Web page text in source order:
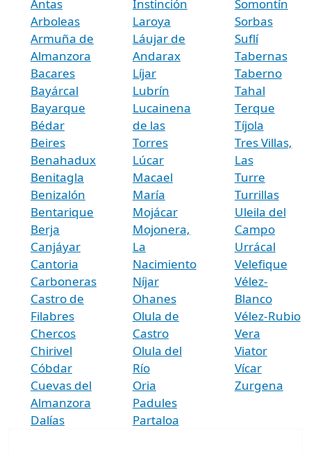
Antas
Arboleas
Armuña de
Almanzora
Bacares
Bayárcal
Bayarque
Bédar
Beires
Benahadux
Benitagla
Benizalón
Bentarique
Berja
Canjáyar
Cantoria
Carboneras
Castro de
Filabres
Chercos
Chirivel
Cóbdar
Cuevas del
Almanzora
Dalías
Instinción
Laroya
Láujar de
Andarax
Líjar
Lubrín
Lucainena
de las
Torres
Lúcar
Macael
María
Mojácar
Mojonera,
La
Nacimiento
Níjar
Ohanes
Olula de
Castro
Olula del
Río
Oria
Padules
Partaloa
Somontín
Sorbas
Suflí
Tabernas
Taberno
Tahal
Terque
Tíjola
Tres Villas,
Las
Turre
Turrillas
Uleila del
Campo
Urrácal
Velefique
Vélez-
Blanco
Vélez-Rubio
Vera
Viator
Vícar
Zurgena